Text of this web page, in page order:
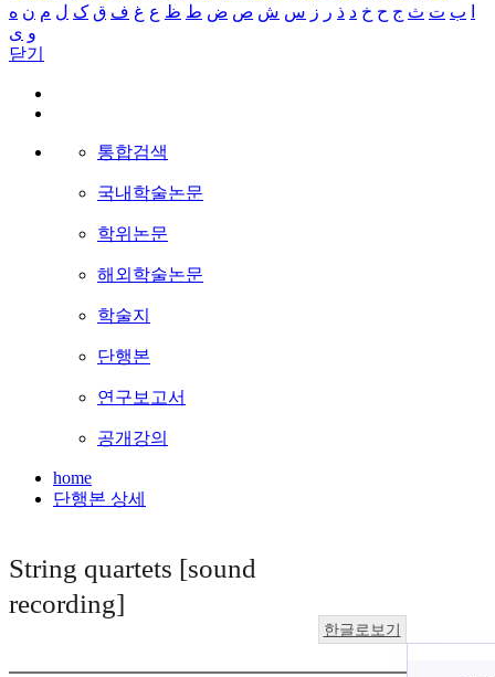
ب ت ث ج ح خ د ذ ر ز س ش ص ض ط ظ ع غ ف ق ک ل م ن ه
و ی
닫기
통합검색
국내학술논문
학위논문
해외학술논문
학술지
단행본
연구보고서
공개강의
home
단행본 상세
String quartets [sound
recording]
한글로보기